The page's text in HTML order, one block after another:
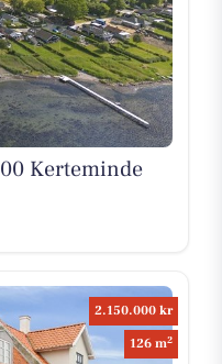
Kerteminde
2.150.000 kr
126 m2